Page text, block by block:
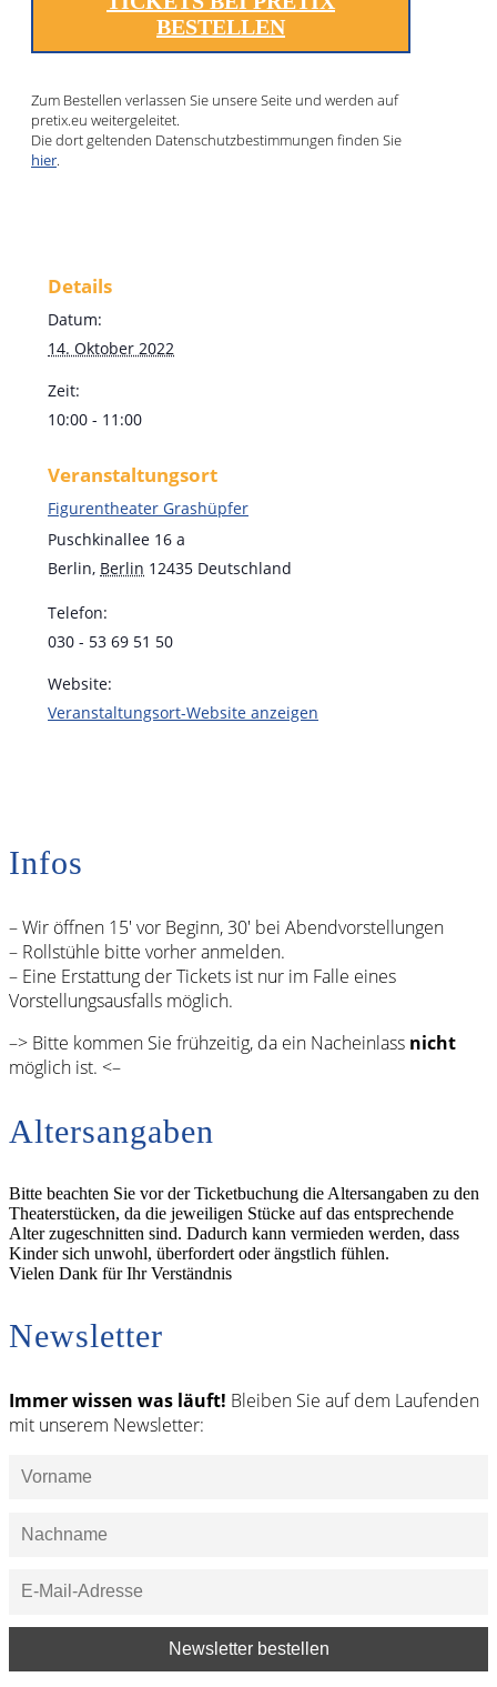
BESTELLEN
Zum Bestellen verlassen Sie unsere Seite und werden auf
pretix.eu weitergeleitet.
Die dort geltenden Datenschutzbestimmungen finden Sie
hier.
Details
Datum:
14. Oktober 2022
Zeit:
10:00 - 11:00
Veranstaltungsort
Figurentheater Grashüpfer
Puschkinallee 16 a
Berlin, Berlin 12435 Deutschland
Telefon:
030 - 53 69 51 50
Website:
Veranstaltungsort-Website anzeigen
Infos
– Wir öffnen 15′ vor Beginn, 30′ bei Abendvorstellungen
– Rollstühle bitte vorher anmelden.
– Eine Erstattung der Tickets ist nur im Falle eines
Vorstellungsausfalls möglich.
–> Bitte kommen Sie frühzeitig, da ein Nacheinlass nicht
möglich ist. <–
Altersangaben
Bitte beachten Sie vor der Ticketbuchung die Altersangaben zu den
Theaterstücken, da die jeweiligen Stücke auf das entsprechende
Alter zugeschnitten sind. Dadurch kann vermieden werden, dass
Kinder sich unwohl, überfordert oder ängstlich fühlen.
Vielen Dank für Ihr Verständnis
Newsletter
Immer wissen was läuft! Bleiben Sie auf dem Laufenden
mit unserem Newsletter: